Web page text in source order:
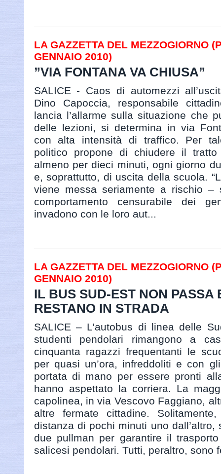
LA GAZZETTA DEL MEZZOGIORNO
GENNAIO 2010)
”VIA FONTANA VA CHIUSA”
SALICE - Caos di automezzi
Dino Capoccia, responsabile
lancia l’allarme sulla situazione che
delle lezioni, si determina in via
con alta intensità di traffico. Per
politico propone di chiudere il
almeno per dieci minuti, ogni giorno
e, soprattutto, di uscita della scuola.
viene messa seriamente a rischio –
comportamento censurabile dei
invadono con le loro aut...
LA GAZZETTA DEL MEZZOGIORNO
GENNAIO 2010)
IL BUS SUD-EST NON PASSA
RESTANO IN STRADA
SALICE – L’autobus di linea delle
studenti pendolari rimangono a
cinquanta ragazzi frequentanti le
per quasi un’ora, infreddoliti e con
portata di mano per essere pronti
hanno aspettato la corriera. La
capolinea, in via Vescovo Faggiano,
altre fermate cittadine.
distanza di pochi minuti uno dall’altro,
due pullman per garantire il
salicesi pendolari. Tutti, peraltro, sono